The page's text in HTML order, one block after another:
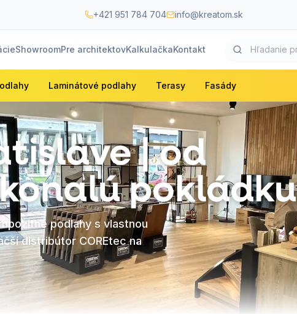
+421 951 784 704 info@kreatom.sk
ShowroomPre architektovKalkulačkaKontakt
Laminátové podlahy Terasy Fasády
| od
pokládku
podlahy s vlastnou
distribútor COREtec na